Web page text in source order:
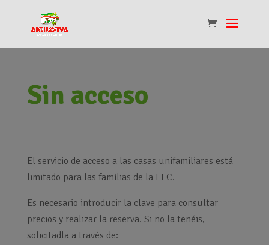
Sin acceso
El servicio de acceso a las casas unifamiliares está
limitado para las famílias de la EEC.
Es necesario introducir la clave para consultar
precios y realizar la reserva. Si no la tenéis,
solicitadla a través de: